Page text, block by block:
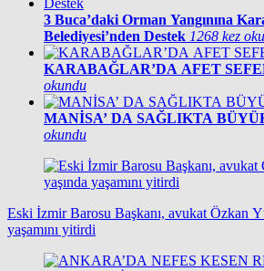
3 Buca’daki Orman Yangınına
Belediyesi’nden Destek 1268 kez
KARABAĞLAR’DA AFET
okundu
MANİSA’ DA SAĞLIKTA
okundu
Eski İzmir Barosu Başkanı, avukat Özkan
yaşamını yitirdi